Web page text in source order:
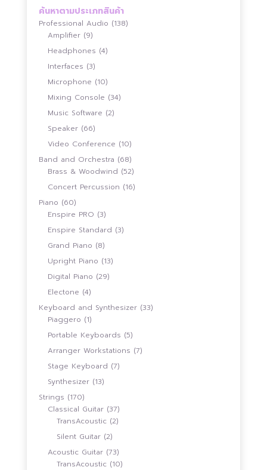
ค้นหาตามประเภทสินค้า
Professional Audio 138138
Amplifier 99
สินค้า
Headphones 44
Interfaces 33
สินค้า
Microphone 1010
สินค้า
Mixing Console 3434
Music Software 22
Speaker 6666
Video Conference 1010
สินค้า
Band and Orchestra 6868
สินค้า
Brass & Woodwind 5252
สินค้า
Concert Percussion 1616
Piano 6060
สินค้า
Enspire PRO 33
สินค้า
Enspire Standard 33
Grand Piano 88
สินค้า
Upright Piano 1313
Digital Piano 2929
Electone 44
สินค้า
Keyboard and Synthesizer 3333
Piaggero 11
สินค้า
Portable Keyboards 55
สินค้า
Arranger Workstations 77
Stage Keyboard 77
Synthesizer 1313
Strings 170170
สินค้า
Classical Guitar 3737
สินค้า
TransAcoustic 22
Silent Guitar 22
สินค้า
Acoustic Guitar 7373
สินค้า
TransAcoustic 1010